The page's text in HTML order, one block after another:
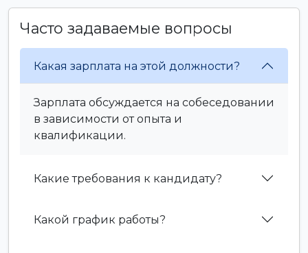
Часто задаваемые вопросы
Какая зарплата на этой должности?
Зарплата обсуждается на собеседовании
в зависимости от опыта и
квалификации.
Какие требования к кандидату?
Какой график работы?